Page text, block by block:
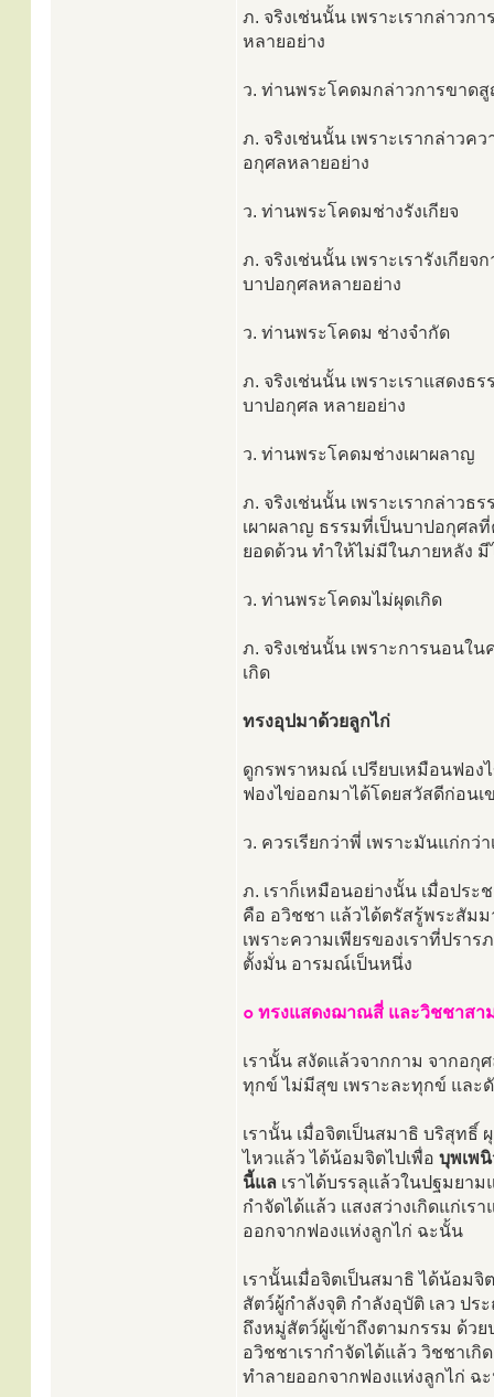
ภ. จริงเช่นนั้น เพราะเรากล่าวก
หลายอย่าง
ว. ท่านพระโคดมกล่าวการขาด
ภ. จริงเช่นนั้น เพราะเรากล่าว
อกุศลหลายอย่าง
ว. ท่านพระโคดมช่างรังเกียจ
ภ. จริงเช่นนั้น เพราะเรารังเกีย
บาปอกุศลหลายอย่าง
ว. ท่านพระโคดม ช่างจำกัด
ภ. จริงเช่นนั้น เพราะเราแสดงธ
บาปอกุศล หลายอย่าง
ว. ท่านพระโคดมช่างเผาผลาญ
ภ. จริงเช่นนั้น เพราะเรากล่าว
เผาผลาญ ธรรมที่เป็นบาปอกุศล
ยอดด้วน ทำให้ไม่มีในภายหลัง มี
ว. ท่านพระโคดมไม่ผุดเกิด
ภ. จริงเช่นนั้น เพราะการนอนใ
เกิด
ทรงอุปมาด้วยลูกไก่
ดูกรพราหมณ์ เปรียบเหมือนฟอง
ฟองไข่ออกมาได้โดยสวัสดีก่อนเ
ว. ควรเรียกว่าพี่ เพราะมันแก่กว่า
ภ. เราก็เหมือนอย่างนั้น เมื่อประ
คือ อวิชชา แล้วได้ตรัสรู้พระสัม
เพราะความเพียรของเราที่ปรา
ตั้งมั่น อารมณ์เป็นหนึ่ง
๐ ทรงแสดงฌาณสี่ และวิชชาสา
เรานั้น สงัดแล้วจากกาม จากอ
ทุกข์ ไม่มีสุข เพราะละทุกข์ และ
เรานั้น เมื่อจิตเป็นสมาธิ บริสุทธิ์
ไหวแล้ว ได้น้อมจิตไปเพื่อ บุพเพ
นี้แล เราได้บรรลุแล้วในปฐมยาม
กำจัดได้แล้ว แสงสว่างเกิดแก่เ
ออกจากฟองแห่งลูกไก่ ฉะนั้น
เรานั้นเมื่อจิตเป็นสมาธิ ได้น้อม
สัตว์ผู้กำลังจุติ กำลังอุบัติ เลว ป
ถึงหมู่สัตว์ผู้เข้าถึงตามกรรม ด้ว
อวิชชาเรากำจัดได้แล้ว วิชชาเกิ
ทำลายออกจากฟองแห่งลูกไก่ ฉ